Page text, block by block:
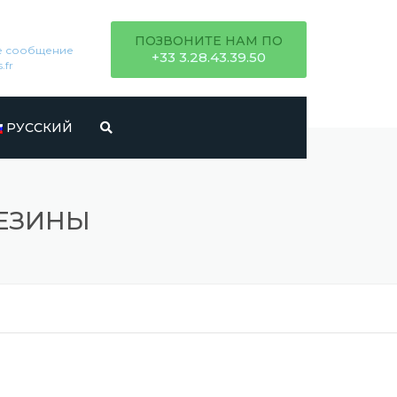
сообщение
ПОЗВОНИТЕ НАМ ПО
+33 3.28.43.39.50
РУССКИЙ
ITALIANO